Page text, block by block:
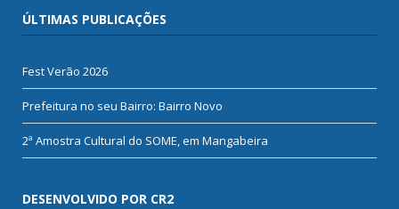
ÚLTIMAS PUBLICAÇÕES
Fest Verão 2026
Prefeitura no seu Bairro: Bairro Novo
2ª Amostra Cultural do SOME, em Mangabeira
DESENVOLVIDO POR CR2